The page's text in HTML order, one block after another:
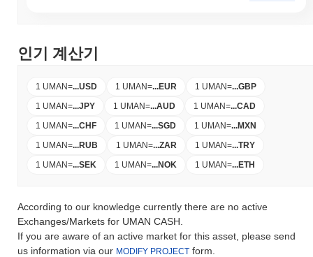
인기 계산기
1 UMAN=...USD 1 UMAN=...EUR 1 UMAN=...GBP
1 UMAN=...JPY 1 UMAN=...AUD 1 UMAN=...CAD
1 UMAN=...CHF 1 UMAN=...SGD 1 UMAN=...MXN
1 UMAN=...RUB 1 UMAN=...ZAR 1 UMAN=...TRY
1 UMAN=...SEK 1 UMAN=...NOK 1 UMAN=...ETH
According to our knowledge currently there are no active
Exchanges/Markets for UMAN CASH.
If you are aware of an active market for this asset, please send
us information via our MODIFY PROJECT form.